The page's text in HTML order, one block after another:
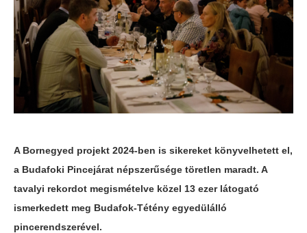
A Bornegyed projekt 2024-ben is sikereket könyvelhetett el,
a Budafoki Pincejárat népszerűsége töretlen maradt. A
tavalyi rekordot megismételve közel 13 ezer látogató
ismerkedett meg Budafok-Tétény egyedülálló
pincerendszerével.